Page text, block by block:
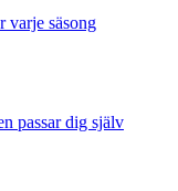
varje säsong
passar dig själv